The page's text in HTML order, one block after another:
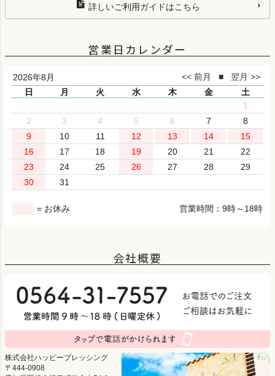
詳しいご利用ガイドはこちら
営業日カレンダー
2026年8月
日
月 火 水 木 金
土
1
2
3 4 5 6 7
8
9
10 11 12 13 14
15
16
17 18 19 20 21
22
23
24 25 26 27 28
29
30
31
営業時間：9時～18時
= お休み
会社概要
株式会社ハッピーブレッシング
444-0908